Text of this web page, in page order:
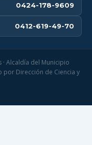
0424-178-9609
0412-619-49-70
Alcaldía del Municipio
por Dirección de Ciencia y